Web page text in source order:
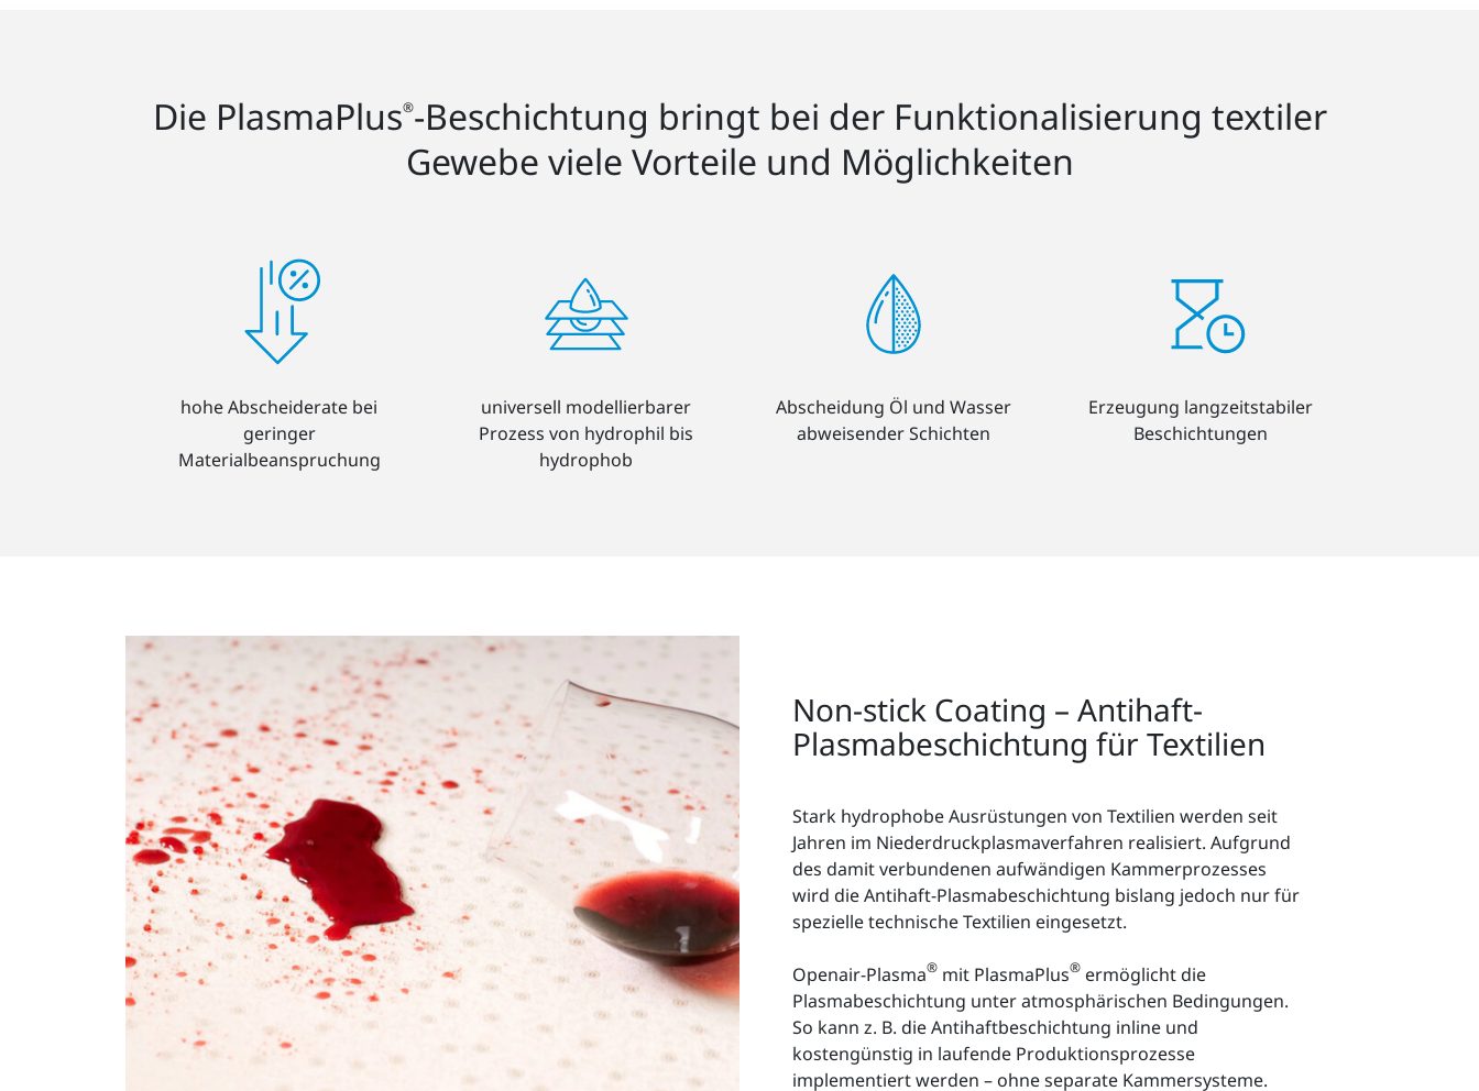
Die PlasmaPlus®-Beschichtung bringt bei der Funktionalisierung textiler
Gewebe viele Vorteile und Möglichkeiten
hohe Abscheiderate bei
geringer
Materialbeanspruchung
universell modellierbarer
Prozess von hydrophil bis
hydrophob
Abscheidung Öl und Wasser
abweisender Schichten
Erzeugung langzeitstabiler
Beschichtungen
Non-stick Coating – Antihaft-
Plasmabeschichtung für Textilien
Stark hydrophobe Ausrüstungen von Textilien werden seit
Jahren im Niederdruckplasmaverfahren realisiert. Aufgrund
des damit verbundenen aufwändigen Kammerprozesses
wird die Antihaft-Plasmabeschichtung bislang jedoch nur für
spezielle technische Textilien eingesetzt.
Openair-Plasma® mit PlasmaPlus® ermöglicht die
Plasmabeschichtung unter atmosphärischen Bedingungen.
So kann z. B. die Antihaftbeschichtung inline und
kostengünstig in laufende Produktionsprozesse
implementiert werden – ohne separate Kammersysteme.